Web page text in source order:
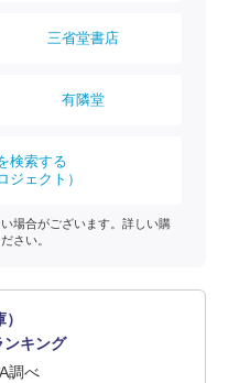
三省堂書店
有隣堂
検索する
ジェクト）
場合がございます。詳しい購
さい。
ンキング
調べ